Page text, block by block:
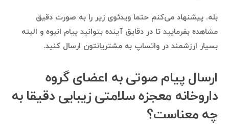
بله. پیشنهاد می‌کنم حتما ویدئوی زیر را به صورت دقیق
مشاهده بفرمایید تا در دقایق آینده بتوانید پیام انبوه و البته
بسیار ارزشمند در واتساپ به مشتریانتون ارسال کنید.
ارسال پیام صوتی به اعضای گروه
داروخانه معجزه سلامتی زیبایی دقیقا به
چه معناست؟